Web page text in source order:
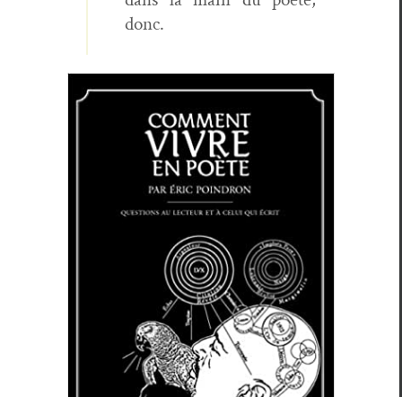
donc.